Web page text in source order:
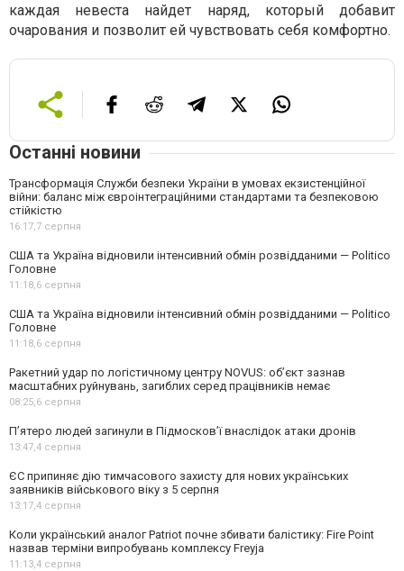
каждая невеста найдет наряд, который добавит
очарования и позволит ей чувствовать себя комфортно.
Останні новини
Трансформація Служби безпеки України в умовах екзистенційної
війни: баланс між євроінтеграційними стандартами та безпековою
стійкістю
16:17,7 серпня
США та Україна відновили інтенсивний обмін розвідданими — Politico
Головне
11:18,6 серпня
США та Україна відновили інтенсивний обмін розвідданими — Politico
Головне
11:18,6 серпня
Ракетний удар по логістичному центру NOVUS: об’єкт зазнав
масштабних руйнувань, загиблих серед працівників немає
08:25,6 серпня
П’ятеро людей загинули в Підмосков’ї внаслідок атаки дронів
13:47,4 серпня
ЄС припиняє дію тимчасового захисту для нових українських
заявників військового віку з 5 серпня
13:17,4 серпня
Коли український аналог Patriot почне збивати балістику: Fire Point
назвав терміни випробувань комплексу Freyja
11:13,4 серпня